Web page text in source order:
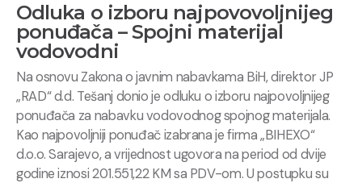
Odluka o izboru najpovovoljnijeg
ponuđača – Spojni materijal
vodovodni
Na osnovu Zakona o javnim nabavkama BiH, direktor JP
„RAD“ d.d. Tešanj donio je odluku o izboru najpovoljnijeg
ponuđača za nabavku vodovodnog spojnog materijala.
Kao najpovoljniji ponuđač izabrana je firma „BIHEXO“
d.o.o. Sarajevo, a vrijednost ugovora na period od dvije
godine iznosi 201.551,22 KM sa PDV-om. U postupku su